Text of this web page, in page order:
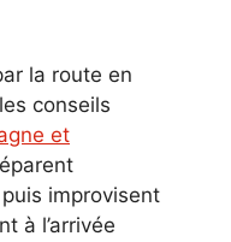
la route en
conseils
et
improvisent
à l’arrivée